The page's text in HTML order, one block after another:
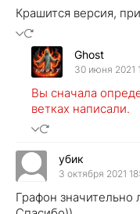
Крашится версия,
Ghost
30 июня 2021
Вы сначала
ветках написали.
убик
3 октября 2021
Графон